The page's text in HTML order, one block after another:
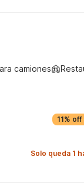
camiones
11% off
Solo queda 1